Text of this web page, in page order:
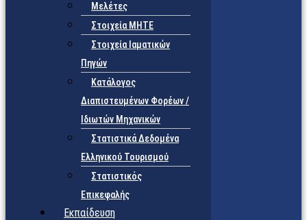
Μελέτες
Στοιχεία ΜΗΤΕ
Στοιχεία Ιαματικών
Πηγών
Κατάλογος
Διαπιστευμένων Φορέων /
Ιδιωτών Μηχανικών
Στατιστικά Δεδομένα
Ελληνικού Τουρισμού
Στατιστικός
Επικεφαλής
Εκπαίδευση